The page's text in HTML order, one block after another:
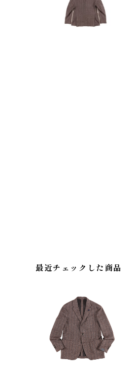
最近チェックした商品